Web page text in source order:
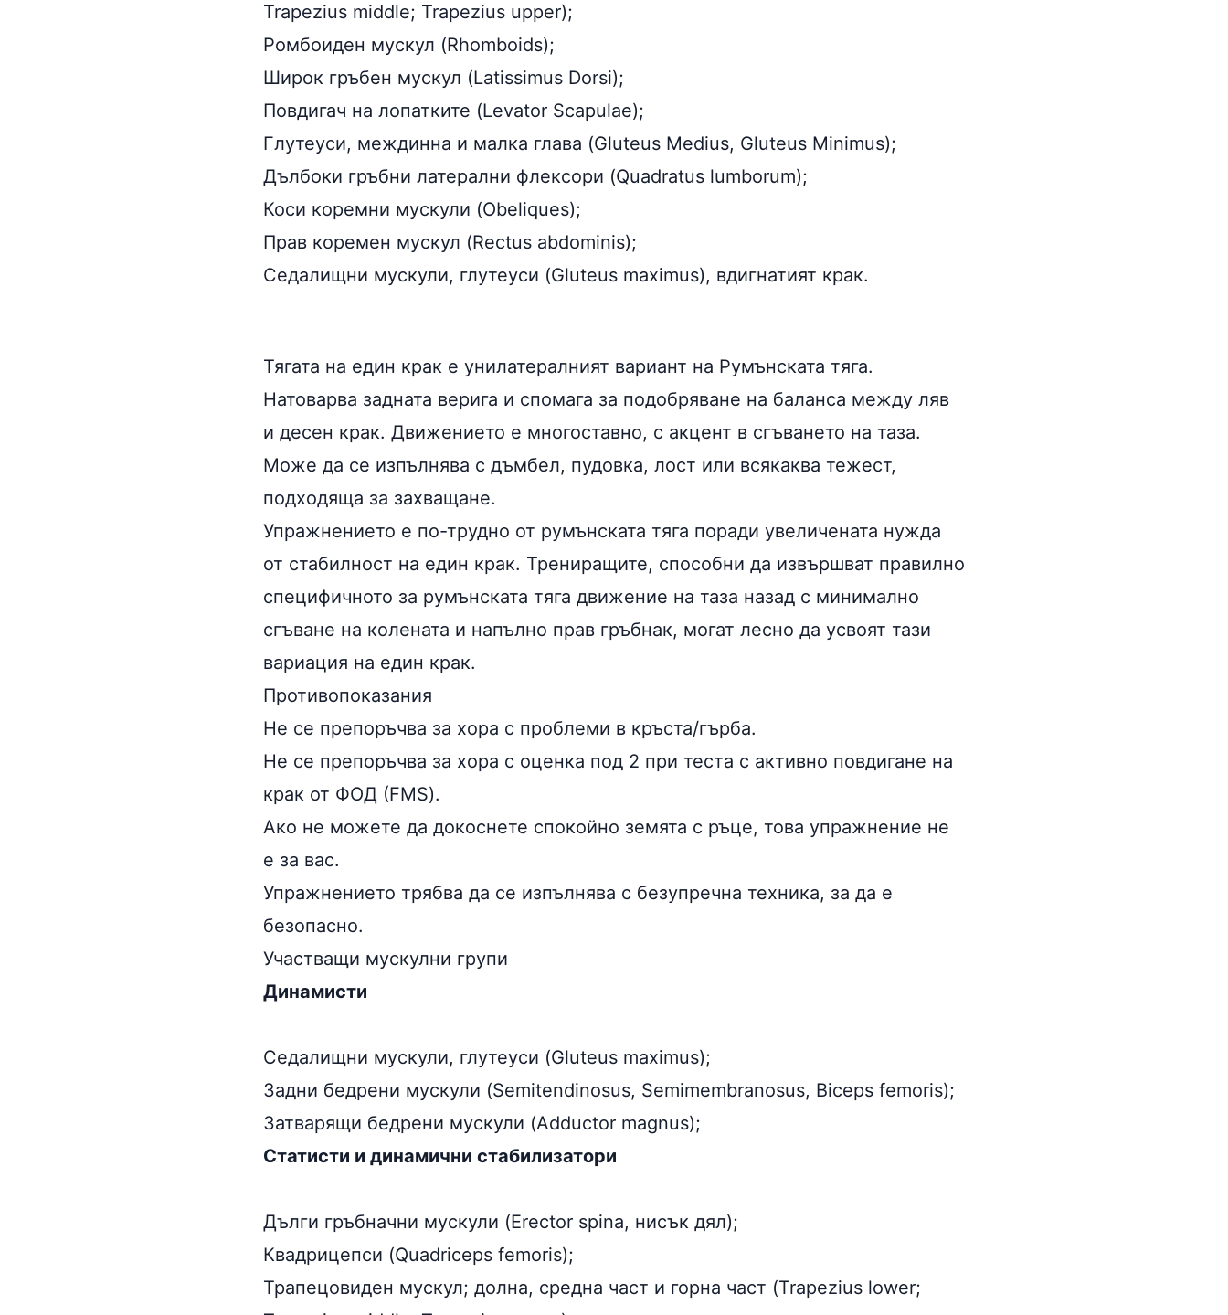
Trapezius middle; Trapezius upper);
Ромбоиден мускул (Rhomboids);
Широк гръбен мускул (Latissimus Dorsi);
Повдигач на лопатките (Levator Scapulae);
Глутеуси, междинна и малка глава (Gluteus Medius, Gluteus Minimus);
Дълбоки гръбни латерални флексори (Quadratus lumborum);
Коси коремни мускули (Obeliques);
Прав коремен мускул (Rectus abdominis);
Седалищни мускули, глутеуси (Gluteus maximus), вдигнатият крак.
Тягата на един крак е унилатералният вариант на Румънската тяга.
Натоварва задната верига и спомага за подобряване на баланса между ляв
и десен крак. Движението е многоставно, с акцент в сгъването на таза.
Може да се изпълнява с дъмбел, пудовка, лост или всякаква тежест,
подходяща за захващане.
Упражнението е по-трудно от румънската тяга поради увеличената нужда
от стабилност на един крак. Трениращите, способни да извършват правилно
специфичното за румънската тяга движение на таза назад с минимално
сгъване на колената и напълно прав гръбнак, могат лесно да усвоят тази
вариация на един крак.
Противопоказания
Не се препоръчва за хора с проблеми в кръста/гърба.
Не се препоръчва за хора с оценка под 2 при тестa с активно повдигане на
крак от ФОД (FMS).
Ако не можете да докоснете спокойно земята с ръце, това упражнение не
е за вас.
Упражнението трябва да се изпълнява с безупречна техника, за да е
безопасно.
Участващи мускулни групи
Динамисти
Седалищни мускули, глутеуси (Gluteus maximus);
Задни бедрени мускули (Semitendinosus, Semimembranosus, Biceps femoris);
Затварящи бедрени мускули (Adductor magnus);
Статисти и динамични стабилизатори
Дълги гръбначни мускули (Erector spina, нисък дял);
Квадрицепси (Quadriceps femoris);
Трапецовиден мускул; долна, средна част и горна част (Trapezius lower;